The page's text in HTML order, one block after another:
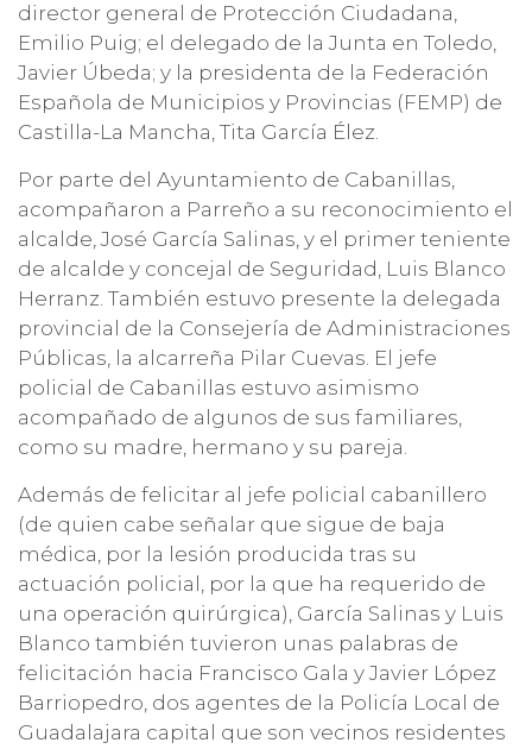
director general de Protección Ciudadana,
Emilio Puig; el delegado de la Junta en Toledo,
Javier Úbeda; y la presidenta de la Federación
Española de Municipios y Provincias (FEMP) de
Castilla-La Mancha, Tita García Élez.
Por parte del Ayuntamiento de Cabanillas,
acompañaron a Parreño a su reconocimiento el
alcalde, José García Salinas, y el primer teniente
de alcalde y concejal de Seguridad, Luis Blanco
Herranz. También estuvo presente la delegada
provincial de la Consejería de Administraciones
Públicas, la alcarreña Pilar Cuevas. El jefe
policial de Cabanillas estuvo asimismo
acompañado de algunos de sus familiares,
como su madre, hermano y su pareja.
Además de felicitar al jefe policial cabanillero
(de quien cabe señalar que sigue de baja
médica, por la lesión producida tras su
actuación policial, por la que ha requerido de
una operación quirúrgica), García Salinas y Luis
Blanco también tuvieron unas palabras de
felicitación hacia Francisco Gala y Javier López
Barriopedro, dos agentes de la Policía Local de
Guadalajara capital que son vecinos residentes